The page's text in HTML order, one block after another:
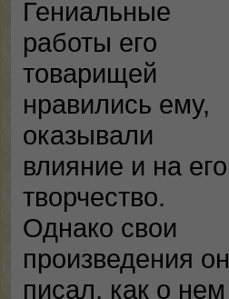
Гениальные
работы его
товарищей
нравились ему,
оказывали
влияние и на его
творчество.
Однако свои
произведения он
писал, как о нем